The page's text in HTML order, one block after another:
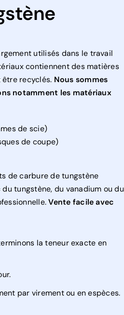
utilisés dans le travail
contiennent des matières
recyclés. Nous sommes
notamment les matériaux
de scie)
de coupe)
de carbure de tungstène
tungstène, du vanadium ou du
Vente facile avec
la teneur exacte en
par virement ou en espèces.